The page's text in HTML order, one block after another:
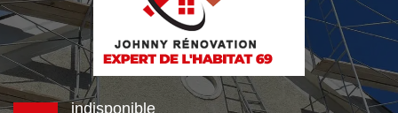
indisponible